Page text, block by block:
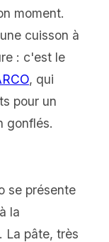
moment.
cuisson à
: c'est le
, qui
pour un
gonflés.
se présente
la
La pâte, très